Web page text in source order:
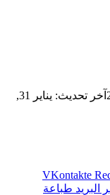
آخر تحديث: يناير 31,
البريد طباعة